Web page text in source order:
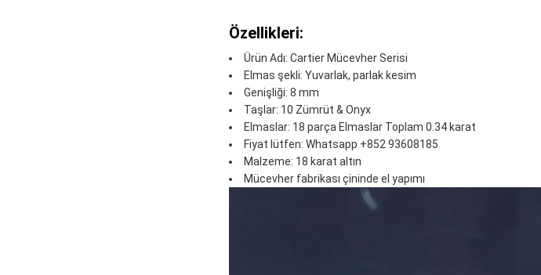
Özellikleri:
Ürün Adı: Cartier Mücevher Serisi
Elmas şekli: Yuvarlak, parlak kesim
Genişliği: 8 mm
Taşlar: 10 Zümrüt & Onyx
Elmaslar: 18 parça Elmaslar Toplam 0.34 karat
Fiyat lütfen: Whatsapp +852 93608185
Malzeme: 18 karat altın
Mücevher fabrikası çininde el yapımı